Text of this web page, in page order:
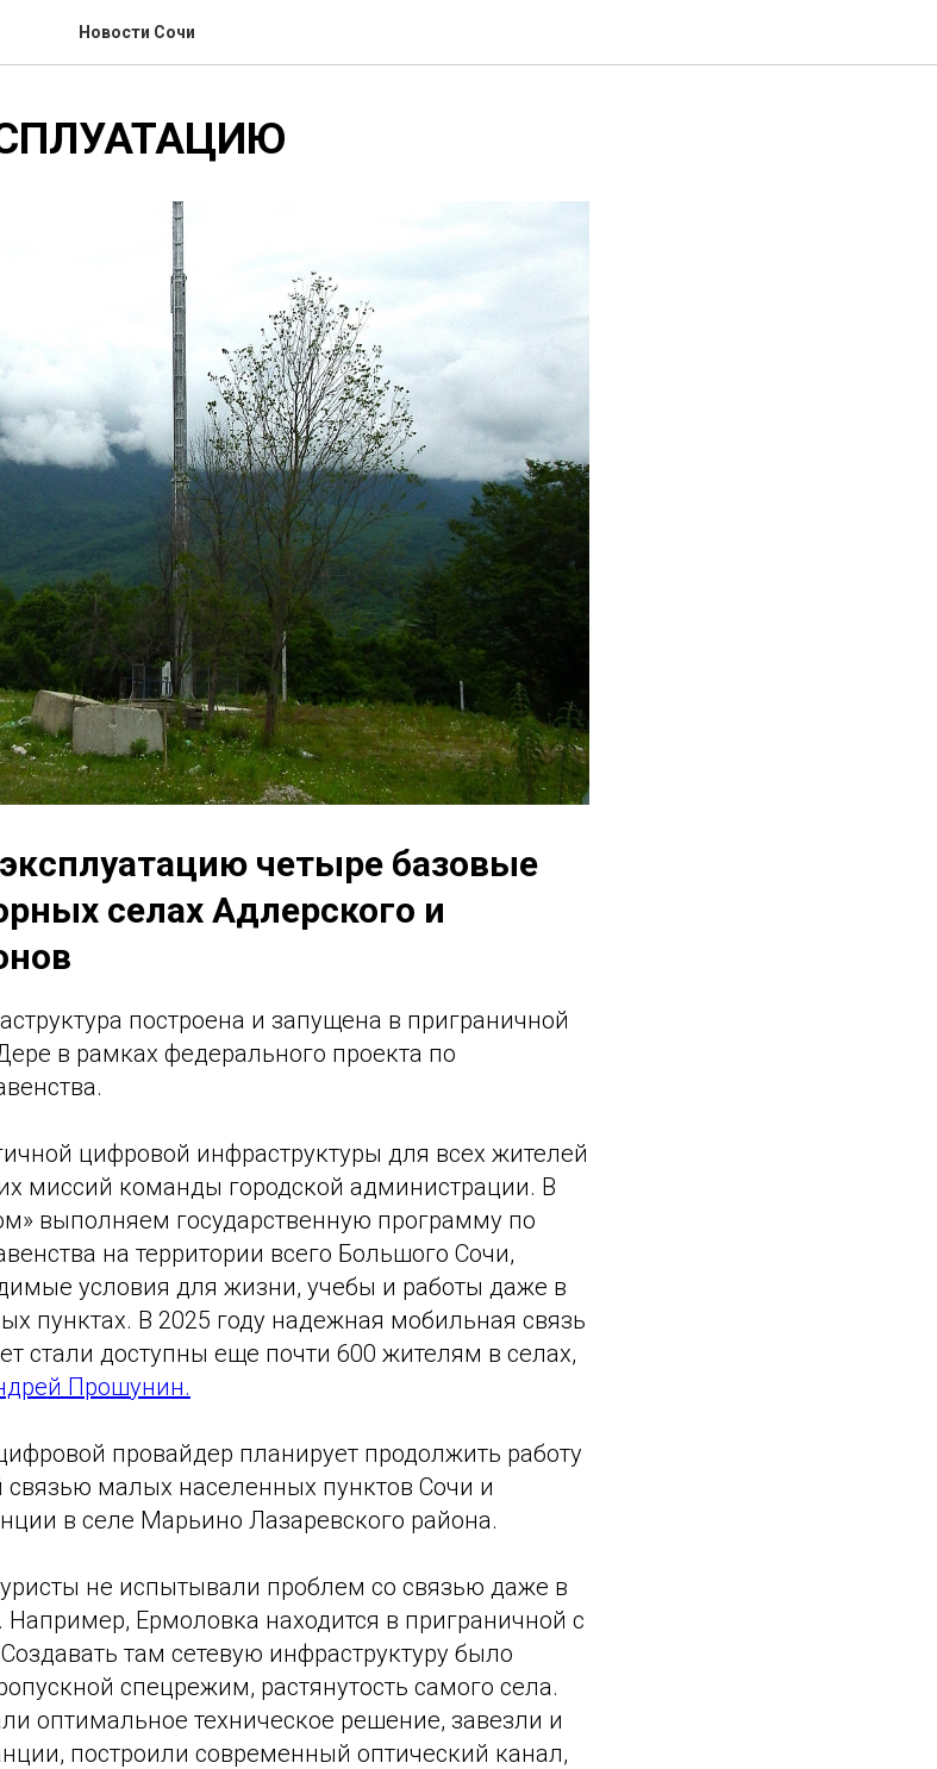
Новости Сочи
четыре базовые
селах Адлерского и
построена и запущена в приграничной
в рамках федерального проекта по
цифровой инфраструктуры для всех жителей
миссий команды городской администрации. В
выполняем государственную программу по
на территории всего Большого Сочи,
условия для жизни, учебы и работы даже в
пунктах. В 2025 году надежная мобильная связь
стали доступны еще почти 600 жителям в селах,
Прошунин.
провайдер планирует продолжить работу
малых населенных пунктов Сочи и
в селе Марьино Лазаревского района.
не испытывали проблем со связью даже в
Например, Ермоловка находится в приграничной с
там сетевую инфраструктуру было
спецрежим, растянутость самого села.
оптимальное техническое решение, завезли и
построили современный оптический канал,